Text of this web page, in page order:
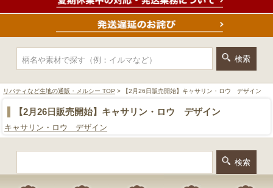
リバティなど生地の通販・メルシー TOP > 【2月26日販売開始】キャサリン・ロウ デザイン
【2月26日販売開始】キャサリン・ロウ デザイン
キャサリン・ロウ デザイン